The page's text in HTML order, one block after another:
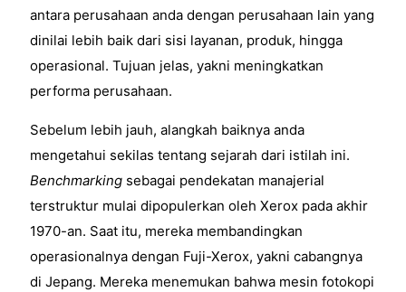
antara perusahaan anda dengan perusahaan lain yang
dinilai lebih baik dari sisi layanan, produk, hingga
operasional. Tujuan jelas, yakni meningkatkan
performa perusahaan.
Sebelum lebih jauh, alangkah baiknya anda
mengetahui sekilas tentang sejarah dari istilah ini.
Benchmarking sebagai pendekatan manajerial
terstruktur mulai dipopulerkan oleh Xerox pada akhir
1970-an. Saat itu, mereka membandingkan
operasionalnya dengan Fuji-Xerox, yakni cabangnya
di Jepang. Mereka menemukan bahwa mesin fotokopi